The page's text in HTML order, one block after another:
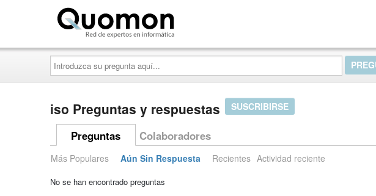
Introduzca
su
pregunta
aquí...
iso Preguntas y respuestas SUSCRIBIRSE
Preguntas Colaboradores
Más Populares Aún Sin Respuesta Recientes Actividad reciente
No se han encontrado preguntas